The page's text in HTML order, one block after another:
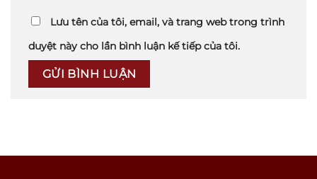
Lưu tên của tôi, email, và trang web trong trình
duyệt này cho lần bình luận kế tiếp của tôi.